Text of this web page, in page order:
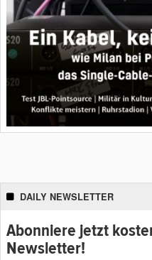
DAILY NEWSLETTER
Abonniere jetzt
Newsletter!